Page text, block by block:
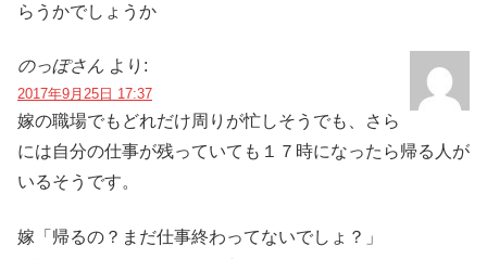
らうかでしょうか
のっぽさん より:
2017年9月25日 17:37
嫁の職場でもどれだけ周りが忙しそうでも、さら
には自分の仕事が残っていても１７時になったら帰る人が
いるそうです。
嫁「帰るの？まだ仕事終わってないでしょ？」